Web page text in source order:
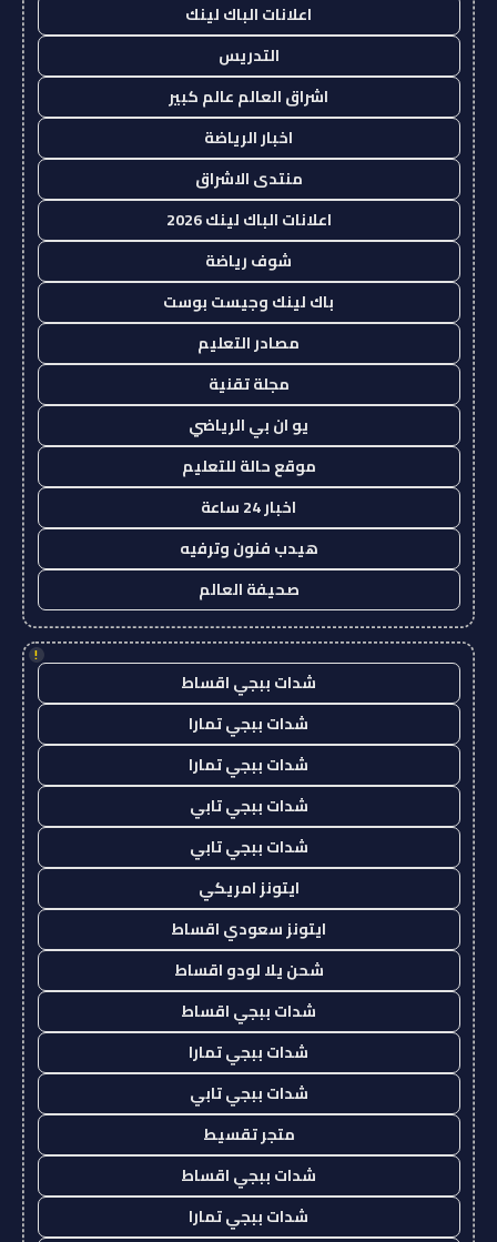
اعلانات الباك لينك
التدريس
اشراق العالم عالم كبير
اخبار الرياضة
منتدى الاشراق
اعلانات الباك لينك 2026
شوف رياضة
باك لينك وجيست بوست
مصادر التعليم
مجلة تقنية
يو ان بي الرياضي
موقع حالة للتعليم
اخبار 24 ساعة
هيدب فنون وترفيه
صحيفة العالم
!
شدات ببجي اقساط
شدات ببجي تمارا
شدات ببجي تمارا
شدات ببجي تابي
شدات ببجي تابي
ايتونز امريكي
ايتونز سعودي اقساط
شحن يلا لودو اقساط
شدات ببجي اقساط
شدات ببجي تمارا
شدات ببجي تابي
متجر تقسيط
شدات ببجي اقساط
شدات ببجي تمارا